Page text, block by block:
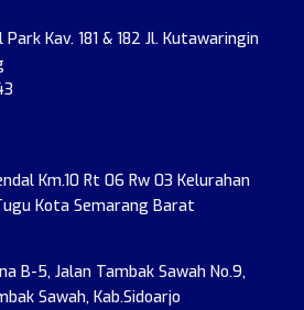
Kav. 181 & 182 Jl. Kutawaringin
Km.10 Rt 06 Rw 03 Kelurahan
Kota Semarang Barat
B-5, Jalan Tambak Sawah No.9,
Sawah, Kab.Sidoarjo